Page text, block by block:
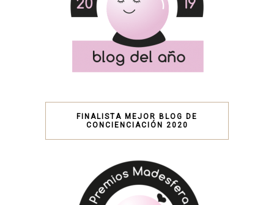
FINALISTA MEJOR BLOG DE
CONCIENCIACIÓN 2020